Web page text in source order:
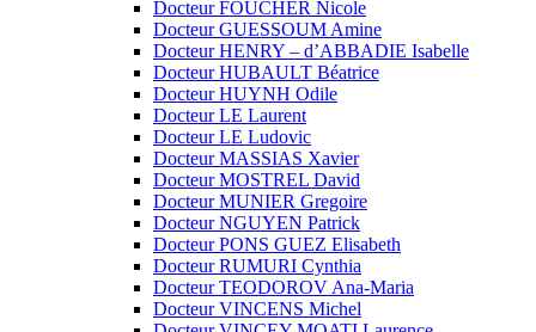
Docteur FOUCHER Nicole
Docteur GUESSOUM Amine
Docteur HENRY – d’ABBADIE Isabelle
Docteur HUBAULT Béatrice
Docteur HUYNH Odile
Docteur LE Laurent
Docteur LE Ludovic
Docteur MASSIAS Xavier
Docteur MOSTREL David
Docteur MUNIER Gregoire
Docteur NGUYEN Patrick
Docteur PONS GUEZ Elisabeth
Docteur RUMURI Cynthia
Docteur TEODOROV Ana-Maria
Docteur VINCENS Michel